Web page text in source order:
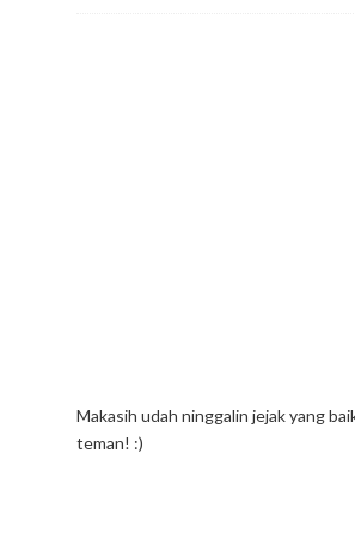
Makasih udah ninggalin jejak yang
teman! :)